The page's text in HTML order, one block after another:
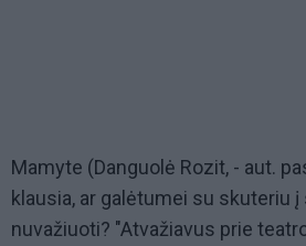
Mamyte (Danguolė Rozit, - aut.
klausia, ar galėtumei su skuteriu
nuvažiuoti? "Atvažiavus prie